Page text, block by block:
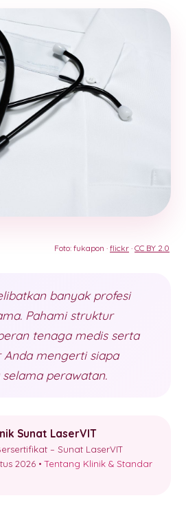
Foto: fukapon · flickr · CC BY 2.0
banyak profesi
Pahami struktur
tenaga medis serta
mengerti siapa
perawatan.
Sunat LaserVIT
– Sunat LaserVIT
2026 •Tentang Klinik & Standar